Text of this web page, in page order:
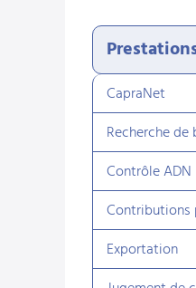
CapraNet
Recherche de
Contrôle ADN
Contributions
Exportation